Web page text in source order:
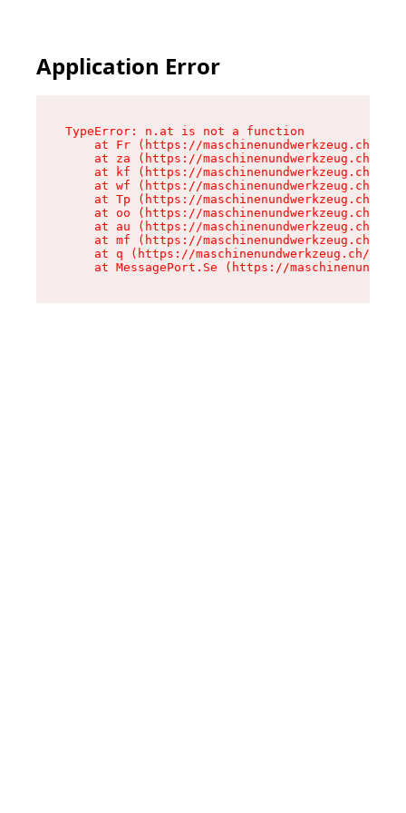
Application Error
TypeError: n.at is not a function
at Fr (https://maschinenundwerkzeug.ch/
at za (https://maschinenundwerkzeug.ch/
at kf (https://maschinenundwerkzeug.ch/
at wf (https://maschinenundwerkzeug.ch/
at Tp (https://maschinenundwerkzeug.ch/
at oo (https://maschinenundwerkzeug.ch/
at au (https://maschinenundwerkzeug.ch/
at mf (https://maschinenundwerkzeug.ch/
at q (https://maschinenundwerkzeug.ch/
at MessagePort.Se (https://